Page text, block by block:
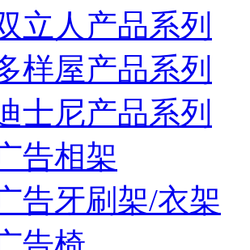
立人产品系列
样屋产品系列
士尼产品系列
告相架
告牙刷架/衣架